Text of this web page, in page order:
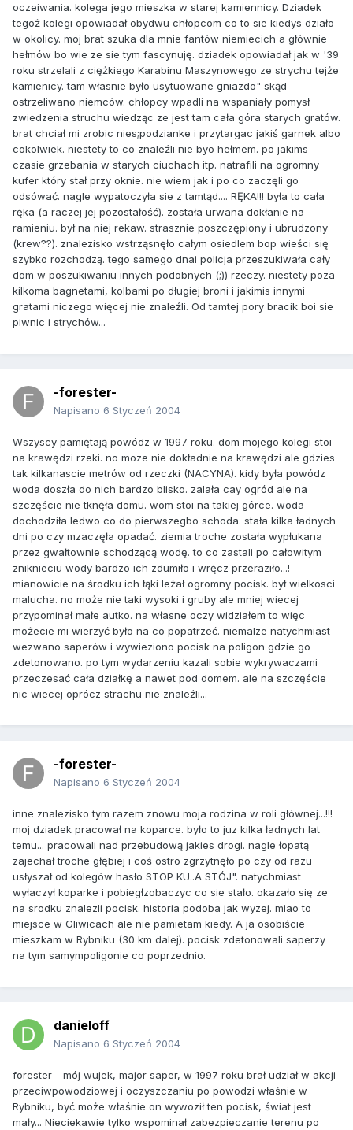
oczeiwania. kolega jego mieszka w starej kamiennicy. Dziadek
tegoż kolegi opowiadał obydwu chłopcom co to sie kiedys działo
w okolicy. moj brat szuka dla mnie fantów niemiecich a głównie
hełmów bo wie ze sie tym fascynuję. dziadek opowiadał jak w '39
roku strzelali z ciężkiego Karabinu Maszynowego ze strychu tejże
kamienicy. tam własnie było usytuowane gniazdo" skąd
ostrzeliwano niemców. chłopcy wpadli na wspaniały pomysł
zwiedzenia struchu wiedząc ze jest tam cała góra starych gratów.
brat chciał mi zrobic nies;podzianke i przytargac jakiś garnek albo
cokolwiek. niestety to co znaleźli nie byo hełmem. po jakims
czasie grzebania w starych ciuchach itp. natrafili na ogromny
kufer który stał przy oknie. nie wiem jak i po co zaczęli go
odsówać. nagle wypatoczyła sie z tamtąd.... RĘKA!!! była to cała
ręka (a raczej jej pozostałość). została urwana dokłanie na
ramieniu. był na niej rekaw. strasznie poszczępiony i ubrudzony
(krew??). znalezisko wstrząsnęło całym osiedlem bop wieści się
szybko rozchodzą. tego samego dnai policja przeszukiwała cały
dom w poszukiwaniu innych podobnych (;)) rzeczy. niestety poza
kilkoma bagnetami, kolbami po długiej broni i jakimis innymi
gratami niczego więcej nie znaleźli. Od tamtej pory bracik boi sie
piwnic i strychów...
-forester-
Napisano 6 Styczeń 2004
Wszyscy pamiętają powódz w 1997 roku. dom mojego kolegi stoi
na krawędzi rzeki. no moze nie dokładnie na krawędzi ale gdzies
tak kilkanascie metrów od rzeczki (NACYNA). kidy była powódz
woda doszła do nich bardzo blisko. zalała cay ogród ale na
szczęście nie tknęła domu. wom stoi na takiej górce. woda
dochodziła ledwo co do pierwszegbo schoda. stała kilka ładnych
dni po czy mzaczęła opadać. ziemia troche została wypłukana
przez gwałtownie schodzącą wodę. to co zastali po całowitym
zniknieciu wody bardzo ich zdumiło i wręcz przeraziło...!
mianowicie na środku ich łąki leżał ogromny pocisk. był wielkosci
malucha. no może nie taki wysoki i gruby ale mniej wiecej
przypominał małe autko. na własne oczy widziałem to więc
możecie mi wierzyć było na co popatrzeć. niemalze natychmiast
wezwano saperów i wywieziono pocisk na poligon gdzie go
zdetonowano. po tym wydarzeniu kazali sobie wykrywaczami
przeczesać cała działkę a nawet pod domem. ale na szczęście
nic wiecej oprócz strachu nie znaleźli...
-forester-
Napisano 6 Styczeń 2004
inne znalezisko tym razem znowu moja rodzina w roli głównej...!!!
moj dziadek pracował na koparce. było to juz kilka ładnych lat
temu... pracowali nad przebudową jakies drogi. nagle łopatą
zajechał troche głębiej i coś ostro zgrzytnęło po czy od razu
usłyszał od kolegów hasło STOP KU..A STÓJ". natychmiast
wyłaczył koparke i pobiegłzobaczyc co sie stało. okazało się ze
na srodku znalezli pocisk. historia podoba jak wyzej. miao to
miejsce w Gliwicach ale nie pamietam kiedy. A ja osobiście
mieszkam w Rybniku (30 km dalej). pocisk zdetonowali saperzy
na tym samympoligonie co poprzednio.
danieloff
Napisano 6 Styczeń 2004
forester - mój wujek, major saper, w 1997 roku brał udział w akcji
przeciwpowodziowej i oczyszczaniu po powodzi właśnie w
Rybniku, być może właśnie on wywoził ten pocisk, świat jest
mały... Nieciekawie tylko wspominał zabezpieczanie terenu po